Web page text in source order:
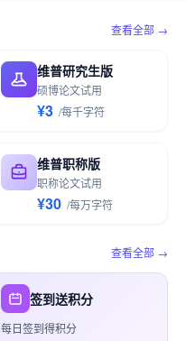
查看全部 →
维普研究生版
硕博论文试用
¥3 /每千字符
维普职称版
职称论文试用
¥30 /每万字符
查看全部 →
签到送积分
每日签到得积分